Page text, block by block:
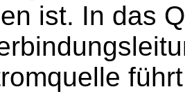
ist. In das